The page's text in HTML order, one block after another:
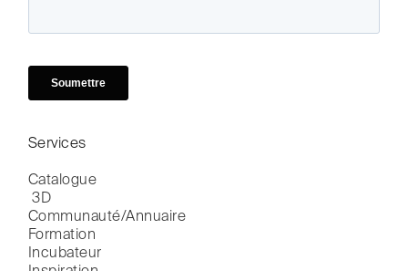
Services
Catalogue
3D
Communauté/Annuaire
Formation
Incubateur